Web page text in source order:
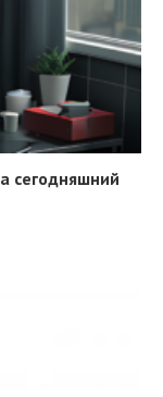
сегодняшний